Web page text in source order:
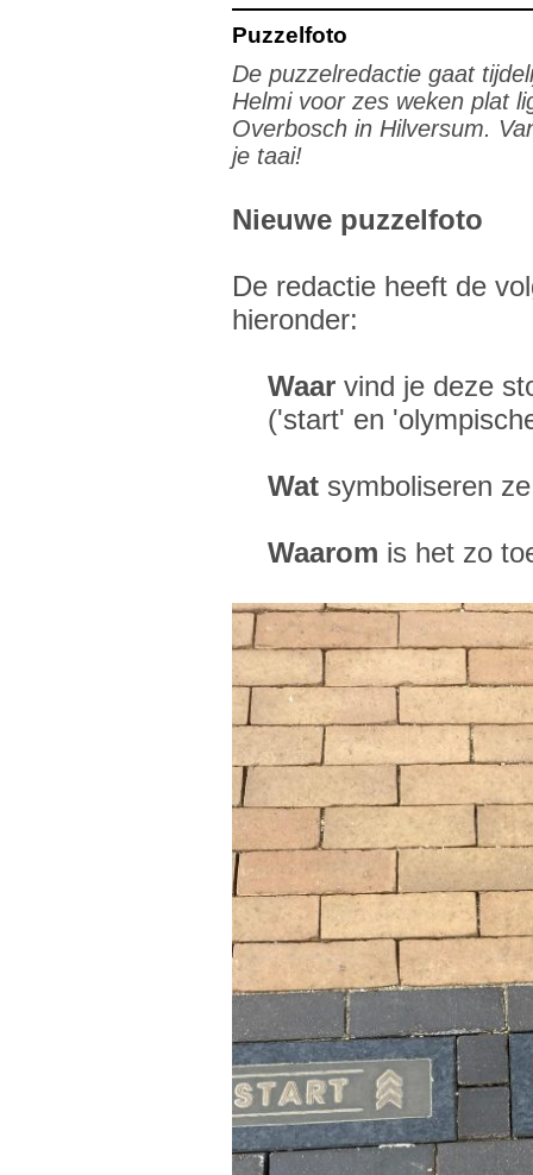
Puzzelfoto
De puzzelredactie gaat
Helmi voor zes weken plat
Overbosch in Hilversum.
je taai!
Nieuwe puzzelfoto
De redactie heeft de
hieronder:
Waar vind je deze
('start' en
Wat symboliseren
Waarom is het zo